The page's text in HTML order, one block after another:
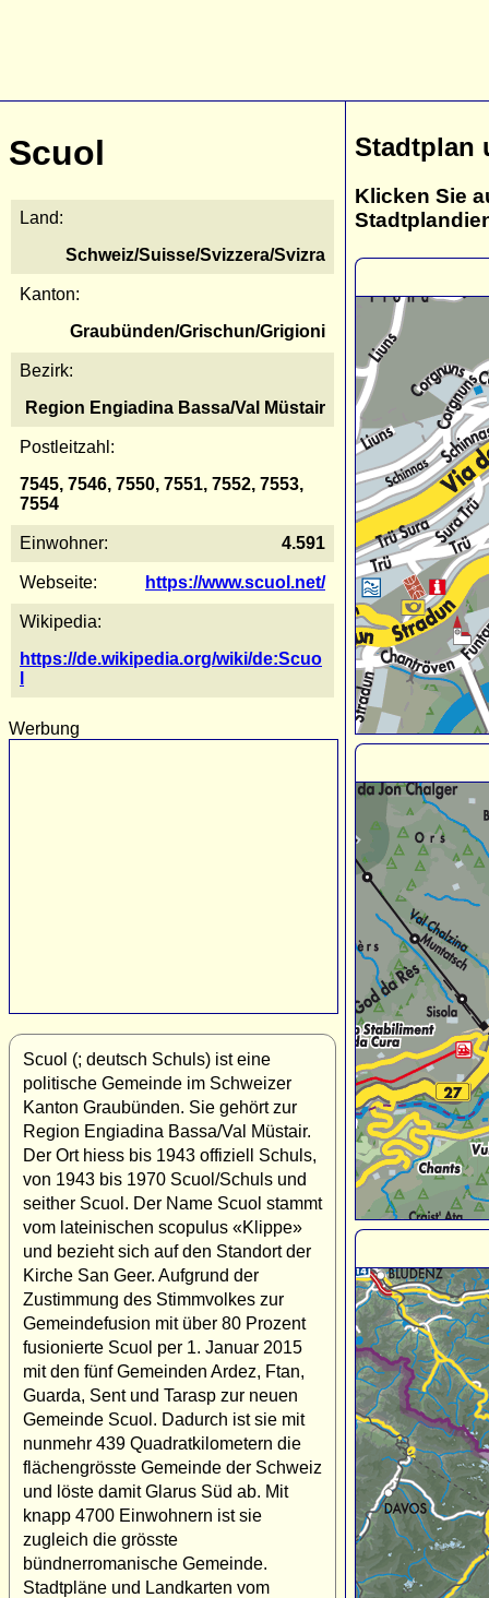
Scuol
Land:
Schweiz/Suisse/Svizzera/Svizra
Kanton:
Graubünden/Grischun/Grigioni
Bezirk:
Region Engiadina Bassa/Val Müstair
Postleitzahl:
7545, 7546, 7550, 7551, 7552, 7553,
7554
Einwohner: 4.591
Webseite: https://www.scuol.net/
Wikipedia:
https://de.wikipedia.org/wiki/de:Scuo
Werbung
Scuol (; deutsch Schuls) ist eine
politische Gemeinde im Schweizer
Kanton Graubünden. Sie gehört zur
Region Engiadina Bassa/Val Müstair.
Der Ort hiess bis 1943 offiziell Schuls,
von 1943 bis 1970 Scuol/Schuls und
seither Scuol. Der Name Scuol stammt
vom lateinischen scopulus «Klippe»
und bezieht sich auf den Standort der
Kirche San Geer. Aufgrund der
Zustimmung des Stimmvolkes zur
Gemeindefusion mit über 80 Prozent
fusionierte Scuol per 1. Januar 2015
mit den fünf Gemeinden Ardez, Ftan,
Guarda, Sent und Tarasp zur neuen
Gemeinde Scuol. Dadurch ist sie mit
nunmehr 439 Quadratkilometern die
flächengrösste Gemeinde der Schweiz
und löste damit Glarus Süd ab. Mit
knapp 4700 Einwohnern ist sie
zugleich die grösste
bündnerromanische Gemeinde.
Stadtpläne und Landkarten vom
Stadtplan
Klicken Sie